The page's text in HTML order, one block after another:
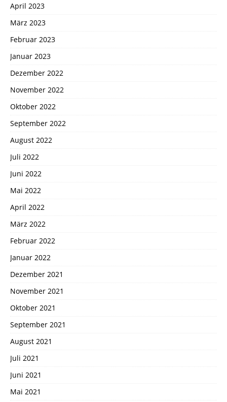
April 2023
März 2023
Februar 2023
Januar 2023
Dezember 2022
November 2022
Oktober 2022
September 2022
August 2022
Juli 2022
Juni 2022
Mai 2022
April 2022
März 2022
Februar 2022
Januar 2022
Dezember 2021
November 2021
Oktober 2021
September 2021
August 2021
Juli 2021
Juni 2021
Mai 2021